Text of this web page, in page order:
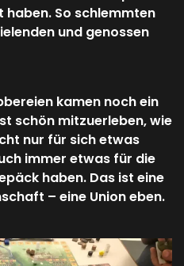
So schlemmten
und genossen
kamen noch ein
schön mitzuerleben, wie
nur für sich etwas
immer etwas für die
haben. Das ist eine
– eine Union eben.